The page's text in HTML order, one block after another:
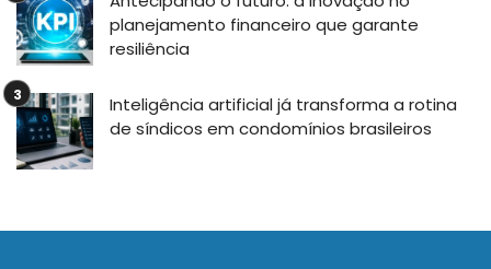
planejamento financeiro que garante
resiliência
Inteligência artificial já transforma a rotina
de síndicos em condomínios brasileiros